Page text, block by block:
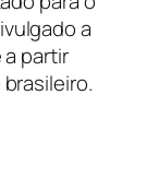
a
a partir